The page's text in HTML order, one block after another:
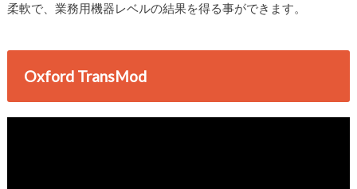
柔軟で、業務用機器レベルの結果を得る事ができます。
Oxford TransMod